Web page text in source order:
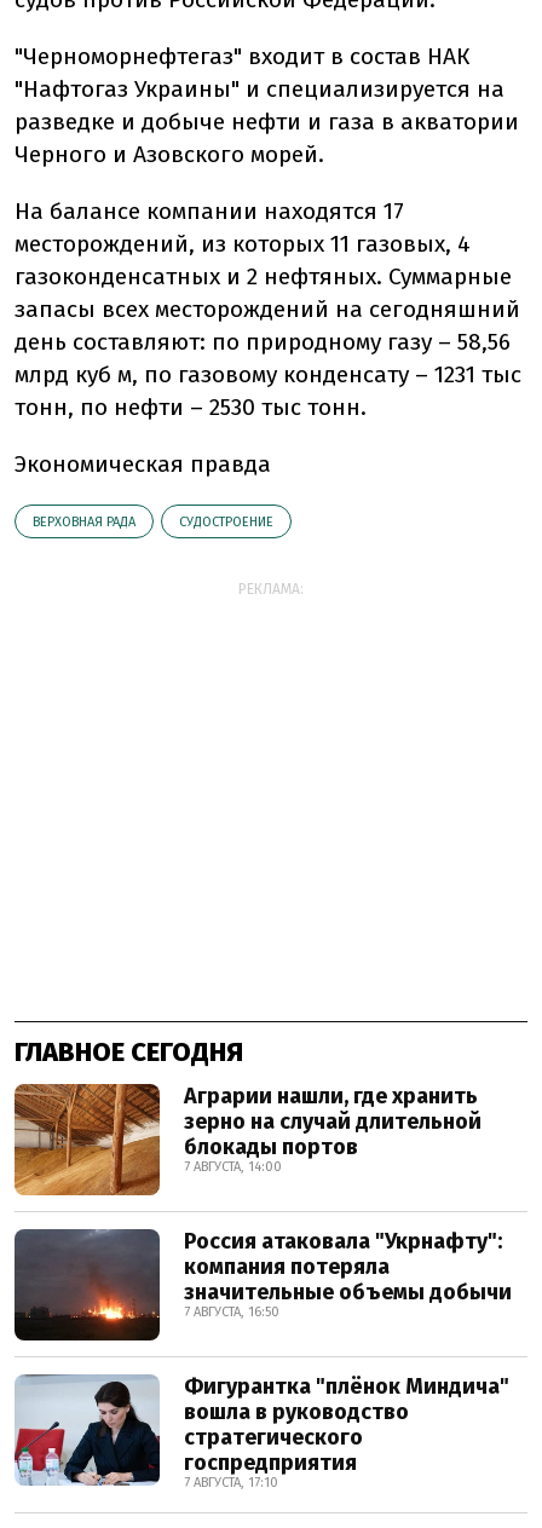
"Черноморнефтегаз" входит в состав НАК
"Нафтогаз Украины" и специализируется на
разведке и добыче нефти и газа в акватории
Черного и Азовского морей.
На балансе компании находятся 17
месторождений, из которых 11 газовых, 4
газоконденсатных и 2 нефтяных. Суммарные
запасы всех месторождений на сегодняшний
день составляют: по природному газу – 58,56
млрд куб м, по газовому конденсату – 1231 тыс
тонн, по нефти – 2530 тыс тонн.
Экономическая правда
ВЕРХОВНАЯ РАДА СУДОСТРОЕНИЕ
РЕКЛАМА:
ГЛАВНОЕ СЕГОДНЯ
Аграрии нашли, где хранить
зерно на случай длительной
блокады портов
7 АВГУСТА, 14:00
Россия атаковала "Укрнафту":
компания потеряла
значительные объемы добычи
7 АВГУСТА, 16:50
Фигурантка "плёнок Миндича"
вошла в руководство
стратегического
госпредприятия
7 АВГУСТА, 17:10